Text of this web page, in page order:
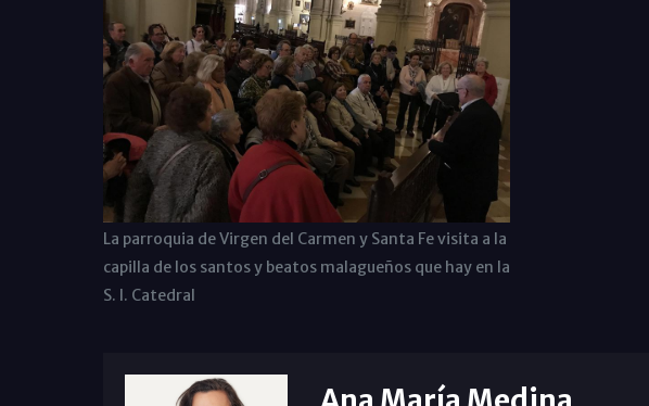
La parroquia de Virgen del Carmen y Santa Fe visita a la
capilla de los santos y beatos malagueños que hay en la
S. I. Catedral